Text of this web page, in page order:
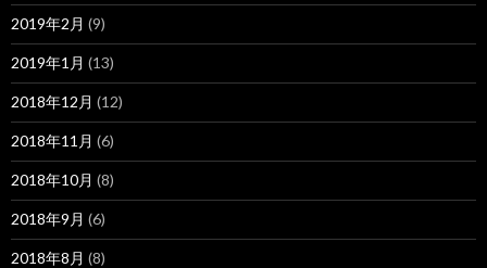
2019年2月 (9)
2019年1月 (13)
2018年12月 (12)
2018年11月 (6)
2018年10月 (8)
2018年9月 (6)
2018年8月 (8)